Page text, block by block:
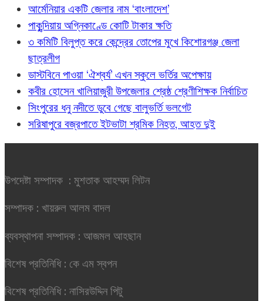
আর্মেনিয়ার একটি জেলার নাম ‘বাংলাদেশ’
পাকুন্দিয়ায় অগ্নিকাণ্ডে কোটি টাকার ক্ষতি
৩ কমিটি বিলুপ্ত করে কেন্দ্রের তোপের মুখে কিশোরগঞ্জ জেলা
ছাত্রলীগ
ডাস্টবিনে পাওয়া ‘ঐশ্বর্য’ এখন স্কুলে ভর্তির অপেক্ষায়
কবীর হোসেন খালিয়াজুরী উপজেলার শ্রেষ্ঠ শ্রেণীশিক্ষক নির্বাচিত
সিংপুরের ধনু নদীতে ডুবে গেছে বালুভর্তি ভলগেট
সরিষাপুরে বজ্রপাতে ইটভাটা শ্রমিক নিহত, আহত দুই
উপদেষ্টা সম্পাদক : মুশতাক আহম্মদ লিটন
সম্পাদক : খায়রুল আলম বাদল
ব্যবস্থাপনা সম্পাদক : আজমল আহছান
বিশেষ প্রতিনিধি : কে এম স্বপন
বিশেষ প্রতিনিধি : নাসিরউদ্দিন পিটু